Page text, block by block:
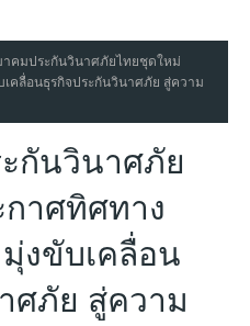
าคมประกันวินาศภัยไทยชุดใหม่
คลื่อนธุรกิจประกันวินาศภัย สู่ความ
กันวินาศภัย
าศทิศทาง
งขับเคลื่อน
ศภัย สู่ความ